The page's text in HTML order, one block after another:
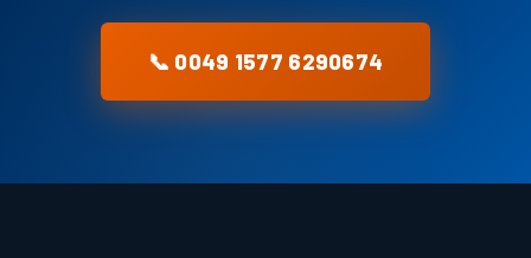
📞 0049 1577 6290674